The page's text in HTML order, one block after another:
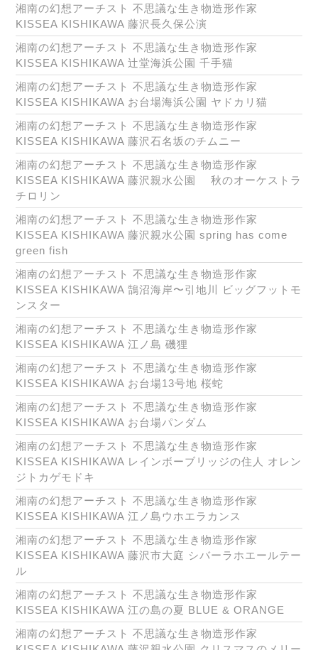
湘南の幻想アーチスト 不思議な生き物造形作家
KISSEA KISHIKAWA 藤沢長久保公演
湘南の幻想アーチスト 不思議な生き物造形作家
KISSEA KISHIKAWA 辻堂海浜公園 千手猫
湘南の幻想アーチスト 不思議な生き物造形作家
KISSEA KISHIKAWA お台場海浜公園 ヤドカリ猫
湘南の幻想アーチスト 不思議な生き物造形作家
KISSEA KISHIKAWA 藤沢石名坂のチムニー
湘南の幻想アーチスト 不思議な生き物造形作家
KISSEA KISHIKAWA 藤沢親水公園 秋のオーケストラ
チロリン
湘南の幻想アーチスト 不思議な生き物造形作家
KISSEA KISHIKAWA 藤沢親水公園 spring has come
green fish
湘南の幻想アーチスト 不思議な生き物造形作家
KISSEA KISHIKAWA 鵠沼海岸〜引地川 ビッグフットモ
ンスター
湘南の幻想アーチスト 不思議な生き物造形作家
KISSEA KISHIKAWA 江ノ島 磯狸
湘南の幻想アーチスト 不思議な生き物造形作家
KISSEA KISHIKAWA お台場13号地 桜蛇
湘南の幻想アーチスト 不思議な生き物造形作家
KISSEA KISHIKAWA お台場パンダム
湘南の幻想アーチスト 不思議な生き物造形作家
KISSEA KISHIKAWA レインボーブリッジの住人 オレン
ジトカゲモドキ
湘南の幻想アーチスト 不思議な生き物造形作家
KISSEA KISHIKAWA 江ノ島ウホエラカンス
湘南の幻想アーチスト 不思議な生き物造形作家
KISSEA KISHIKAWA 藤沢市大庭 シバーラホエールテー
ル
湘南の幻想アーチスト 不思議な生き物造形作家
KISSEA KISHIKAWA 江の島の夏 BLUE & ORANGE
湘南の幻想アーチスト 不思議な生き物造形作家